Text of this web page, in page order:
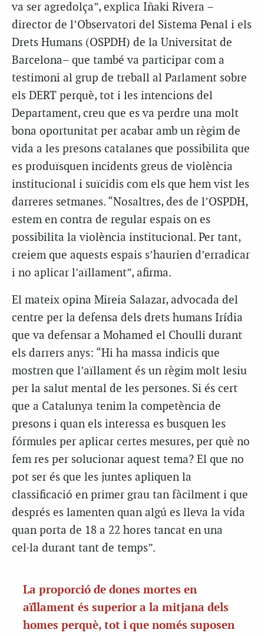
va ser agredolça”, explica Iñaki Rivera –
director de l’Observatori del Sistema Penal i els
Drets Humans (OSPDH) de la Universitat de
Barcelona– que també va participar com a
testimoni al grup de treball al Parlament sobre
els DERT perquè, tot i les intencions del
Departament, creu que es va perdre una molt
bona oportunitat per acabar amb un règim de
vida a les presons catalanes que possibilita que
es produïsquen incidents greus de violència
institucional i suïcidis com els que hem vist les
darreres setmanes. “Nosaltres, des de l’OSPDH,
estem en contra de regular espais on es
possibilita la violència institucional. Per tant,
creiem que aquests espais s’haurien d’erradicar
i no aplicar l’aïllament”, afirma.
El mateix opina Mireia Salazar, advocada del
centre per la defensa dels drets humans Irídia
que va defensar a Mohamed el Choulli durant
els darrers anys: “Hi ha massa indicis que
mostren que l’aïllament és un règim molt lesiu
per la salut mental de les persones. Si és cert
que a Catalunya tenim la competència de
presons i quan els interessa es busquen les
fórmules per aplicar certes mesures, per què no
fem res per solucionar aquest tema? El que no
pot ser és que les juntes apliquen la
classificació en primer grau tan fàcilment i que
després es lamenten quan algú es lleva la vida
quan porta de 18 a 22 hores tancat en una
cel·la durant tant de temps”.
La proporció de dones mortes en
aïllament és superior a la mitjana dels
homes perquè, tot i que només suposen